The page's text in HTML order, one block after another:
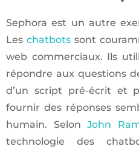
Sephora est un autre
Les chatbots sont
web commerciaux. Ils
répondre aux questions
d’un script pré-écrit et
fournir des réponses
humain. Selon John
technologie des